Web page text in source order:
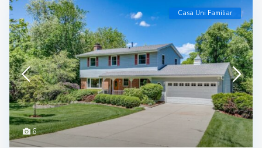
6
Casa Uni Familiar